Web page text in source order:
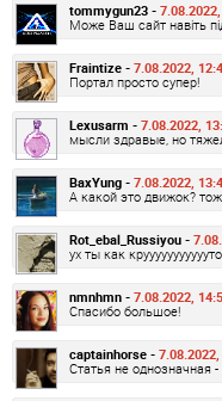
tommygun23 -
Може Ваш сайт навіть
Fraintize - 7.08.2022,
Портал просто супер!
Lexusarm - 7.08.2022,
мысли здравые, но
BaxYung - 7.08.2022,
А какой это движок?
Rot_ebal_Russiyou -
ух ты как
nmnhmn - 7.08.2022,
Спасибо большое!
captainhorse -
Статья не однозначная